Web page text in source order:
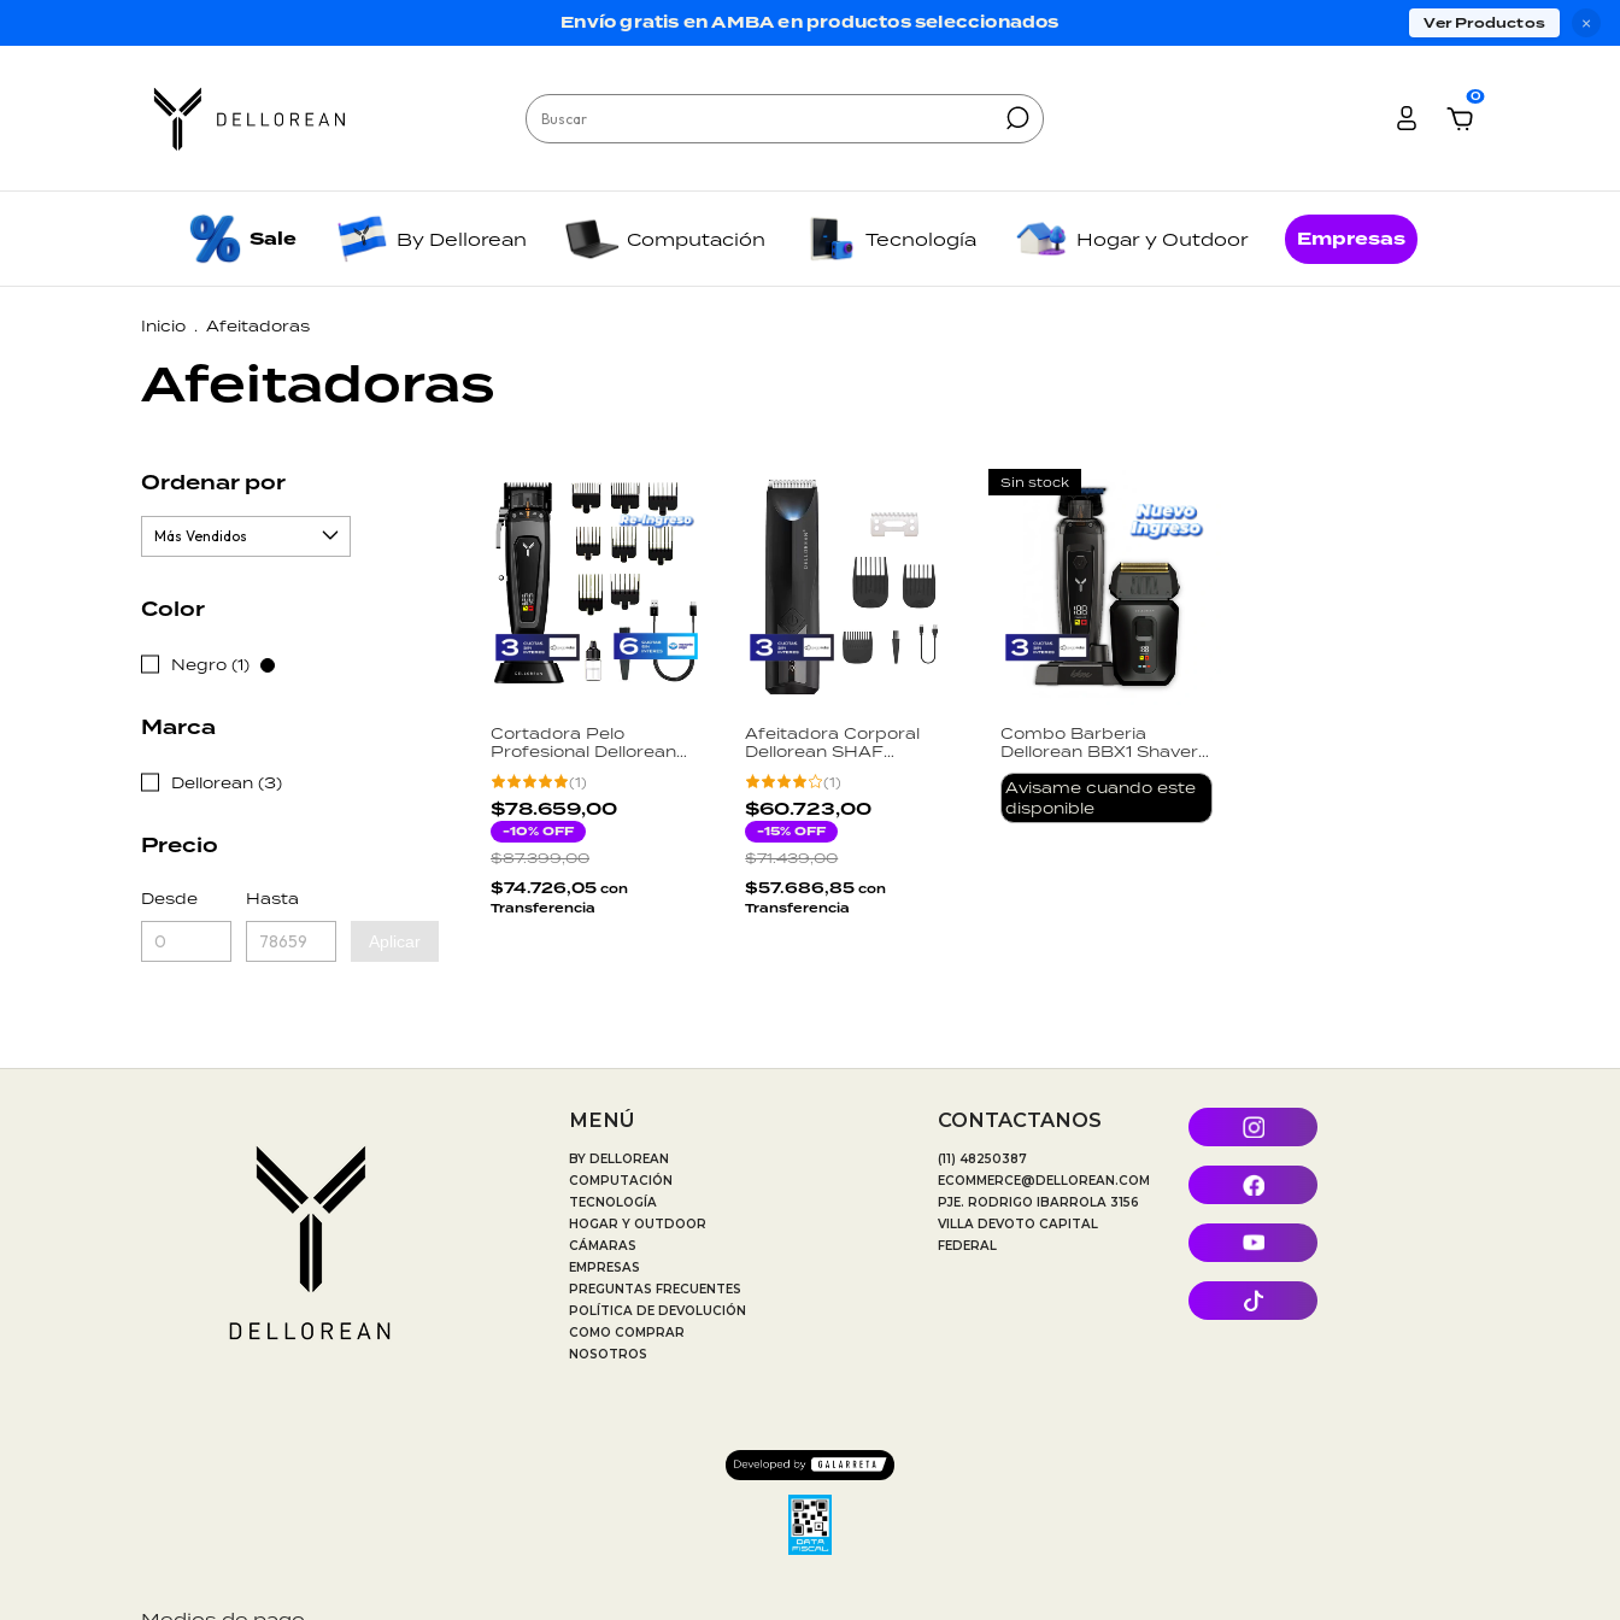
×
Envío gratis en AMBA en productos seleccionados Ver Productos
0
Sale By Dellorean Computación Tecnología Hogar y Outdoor Empresas
Inicio . Afeitadoras
Afeitadoras
Ordenar por
Color
Negro (1)
Marca
Dellorean (3)
Precio
Desde Hasta
Aplicar
Cortadora Pelo
Profesional Dellorean
HoverCut Motor
Magnético 11500 RPM
Autonomía 150min
Carga Rápida USB-C
Pantalla Digital
(1)
$78.659,00
-10% OFF
$87.399,00
$74.726,05 con
Transferencia
Afeitadora Corporal
Dellorean SHAF
Cerámica Waterproof
IPX6 Pantalla Digital
LED USB-C 3 Peines
(1)
$60.723,00
-15% OFF
$71.439,00
$57.686,85con
Transferencia
Sin stock
Combo Barberia
Dellorean BBX1 Shaver
Trimmer Profesional
8000 RPM
Avisame cuando este
disponible
CONTACTANOS
(11) 48250387
ECOMMERCE@DELLOREAN.COM
PJE. RODRIGO IBARROLA 3156
VILLA DEVOTO CAPITAL
FEDERAL
MENÚ
BY DELLOREAN
COMPUTACIÓN
TECNOLOGÍA
HOGAR Y OUTDOOR
CÁMARAS
EMPRESAS
PREGUNTAS FRECUENTES
POLÍTICA DE DEVOLUCIÓN
COMO COMPRAR
NOSOTROS